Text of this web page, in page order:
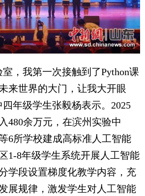
我第一次接触到了Python课
来世界的大门，让我大开眼
年级学生张毅杨表示。2025
480余万元，在滨州实验中
6所学校建成高标准人工智能
1-8年级学生系统开展人工智能
学段设置梯度化教学内容，充
展规律，激发学生对人工智能